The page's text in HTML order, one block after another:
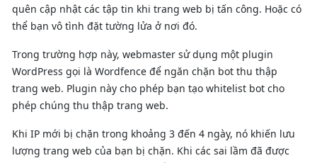
quên cập nhật các tập tin khi trang web bị tấn công. Hoặc có
thể bạn vô tình đặt tường lửa ở nơi đó.
Trong trường hợp này, webmaster sử dụng một plugin
WordPress gọi là Wordfence để ngăn chặn bot thu thập
trang web. Plugin này cho phép bạn tạo whitelist bot cho
phép chúng thu thập trang web.
Khi IP mới bị chặn trong khoảng 3 đến 4 ngày, nó khiến lưu
lượng trang web của bạn bị chặn. Khi các sai lầm đã được